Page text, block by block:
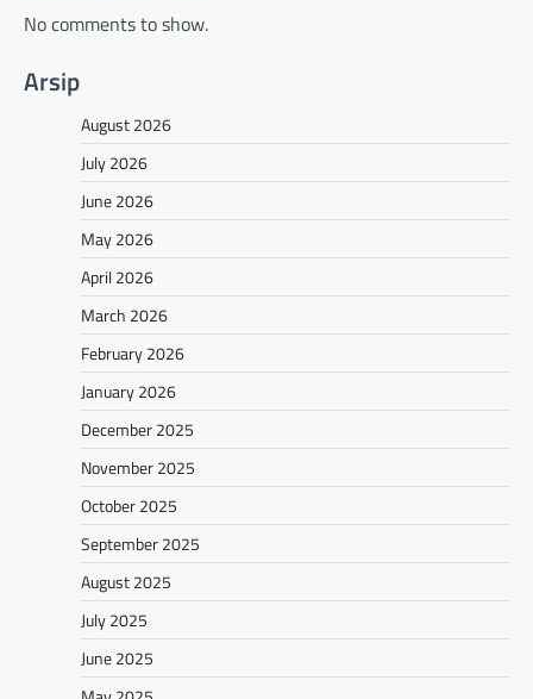
No comments to show.
Arsip
August 2026
July 2026
June 2026
May 2026
April 2026
March 2026
February 2026
January 2026
December 2025
November 2025
October 2025
September 2025
August 2025
July 2025
June 2025